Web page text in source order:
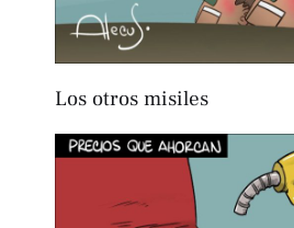
Los otros misiles